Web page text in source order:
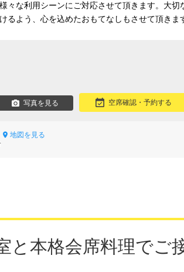
々な利用シーンにご対応させて頂きます。大切
よう、心を込めたおもてなしもさせて頂きま
写真を見る 空席確認・予約する
地図を見る
と本格会席料理でご